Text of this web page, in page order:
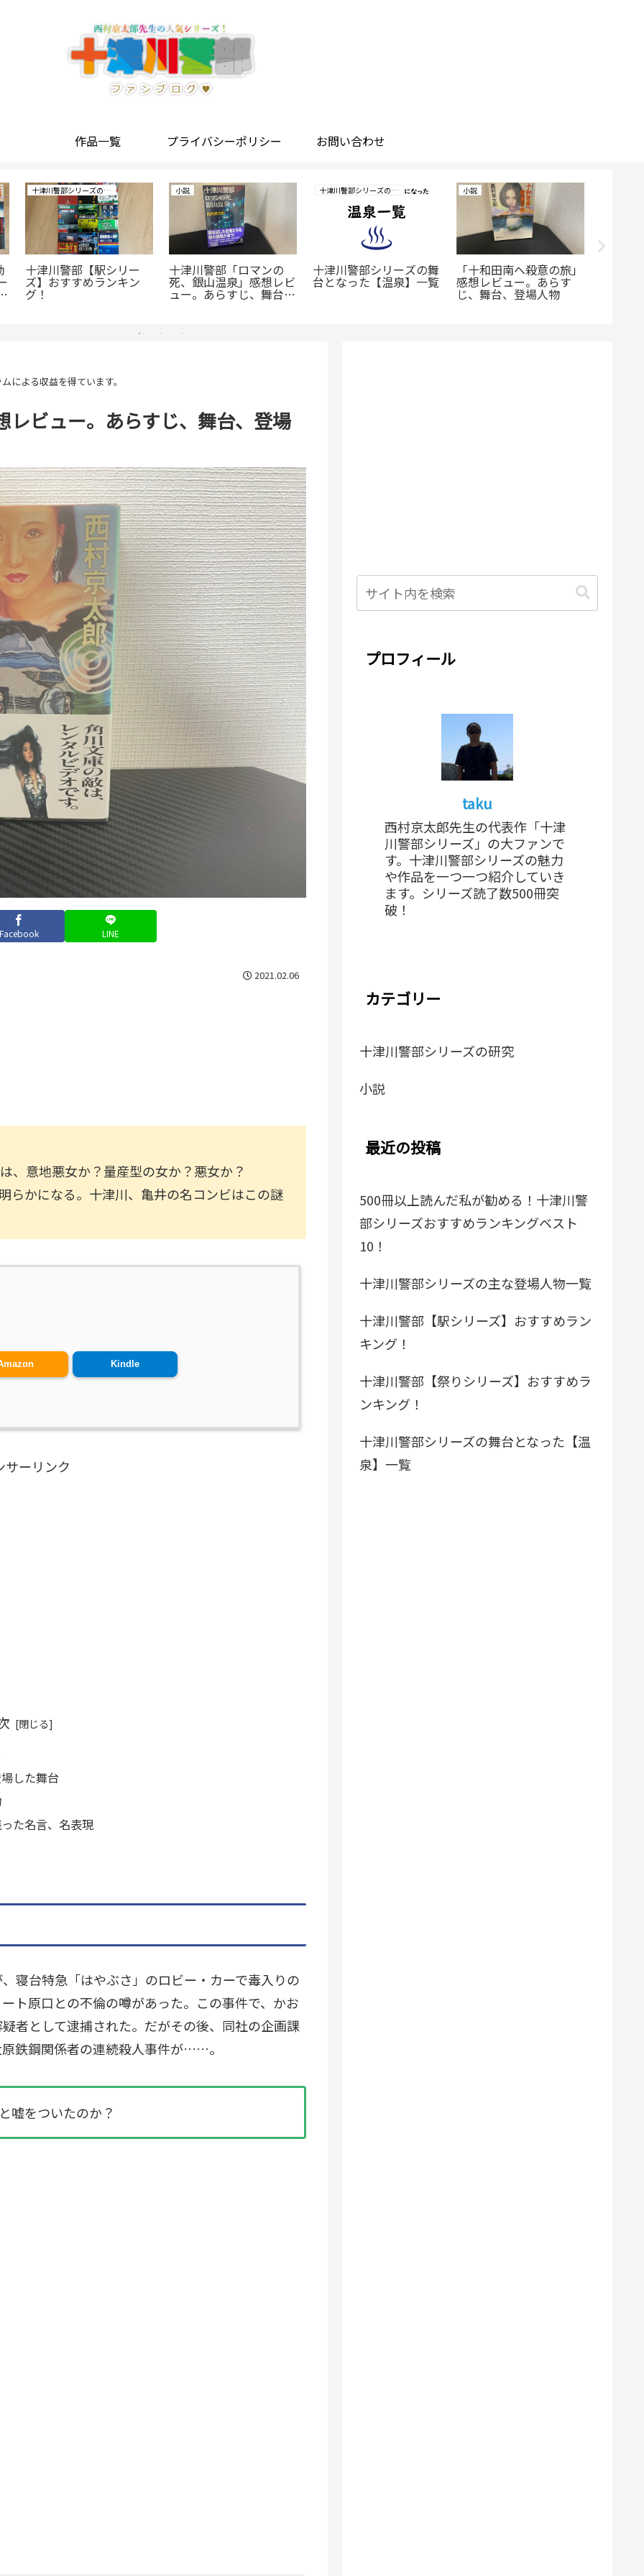
作品一覧 プライバシーポリシー お問い合わせ
十津川警部シリーズの研究
十津川警部【駅シリー
ズ】おすすめランキン
グ！
小説
十津川警部「ロマンの
死、銀山温泉」感想レビ
ュー。あらすじ、舞台、
十津川警部シリーズの研究
十津川警部シリーズの舞
台となった【温泉】一覧
小説
「十和田南へ殺意の旅」
感想レビュー。あらす
じ、舞台、登場人物
による収益を得ています。
ビュー。あらすじ、舞台、登場
LINE
2021.02.06
、意地悪女か？量産型の女か？悪女か？
らかになる。十津川、亀井の名コンビはこの謎
Kindle
サーリンク
した舞台
た名言、名表現
寝台特急「はやぶさ」のロビー・カーで毒入りの
ト原口との不倫の噂があった。この事件で、かお
者として逮捕された。だがその後、同社の企画課
鉄鋼関係者の連続殺人事件が……。
嘘をついたのか？
プロフィール
taku
西村京太郎先生の代表作「十津
川警部シリーズ」の大ファンで
す。十津川警部シリーズの魅力
や作品を一つ一つ紹介していき
ます。シリーズ読了数500冊突
破！
カテゴリー
十津川警部シリーズの研究
小説
最近の投稿
500冊以上読んだ私が勧める！十津川警
部シリーズおすすめランキングベスト
10！
十津川警部シリーズの主な登場人物一覧
十津川警部【駅シリーズ】おすすめラン
キング！
十津川警部【祭りシリーズ】おすすめラ
ンキング！
十津川警部シリーズの舞台となった【温
泉】一覧